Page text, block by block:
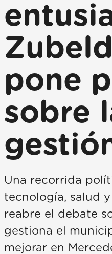
pone
sobre
Una recorrida
tecnología, salud
reabre el debate
gestiona el
mejorar en